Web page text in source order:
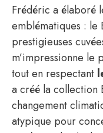
Frédéric a élaboré
emblématiques : le
prestigieuses
m’impressionne le
tout en respectant
a créé la collection
changement
atypique pour